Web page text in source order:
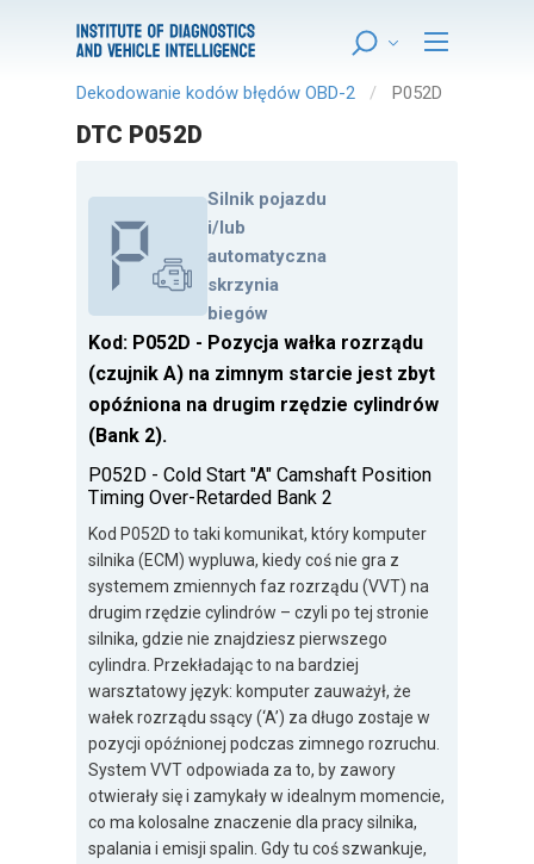
Dekodowanie kodów błędów OBD-2 P052D
DTC P052D
Silnik pojazdu
i/lub
automatyczna
skrzynia
biegów
Kod: P052D - Pozycja wałka rozrządu
(czujnik A) na zimnym starcie jest zbyt
opóźniona na drugim rzędzie cylindrów
(Bank 2).
P052D - Cold Start "A" Camshaft Position
Timing Over-Retarded Bank 2
Kod P052D to taki komunikat, który komputer
silnika (ECM) wypluwa, kiedy coś nie gra z
systemem zmiennych faz rozrządu (VVT) na
drugim rzędzie cylindrów – czyli po tej stronie
silnika, gdzie nie znajdziesz pierwszego
cylindra. Przekładając to na bardziej
warsztatowy język: komputer zauważył, że
wałek rozrządu ssący (‘A’) za długo zostaje w
pozycji opóźnionej podczas zimnego rozruchu.
System VVT odpowiada za to, by zawory
otwierały się i zamykały w idealnym momencie,
co ma kolosalne znaczenie dla pracy silnika,
spalania i emisji spalin. Gdy tu coś szwankuje,